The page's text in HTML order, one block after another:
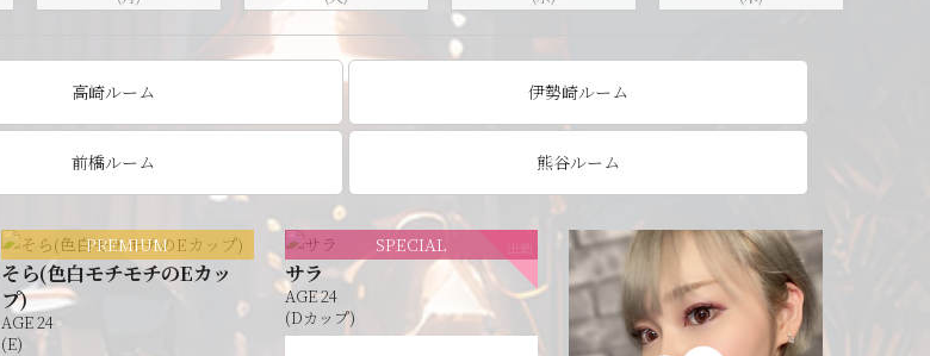
高崎ルーム 伊勢崎ルーム
前橋ルーム 熊谷ルーム
PREMIUM
そら(色白モチモチのEカッ
プ)
AGE 24
(E)
出勤
SPECIAL
サラ
AGE 24
(Dカップ)